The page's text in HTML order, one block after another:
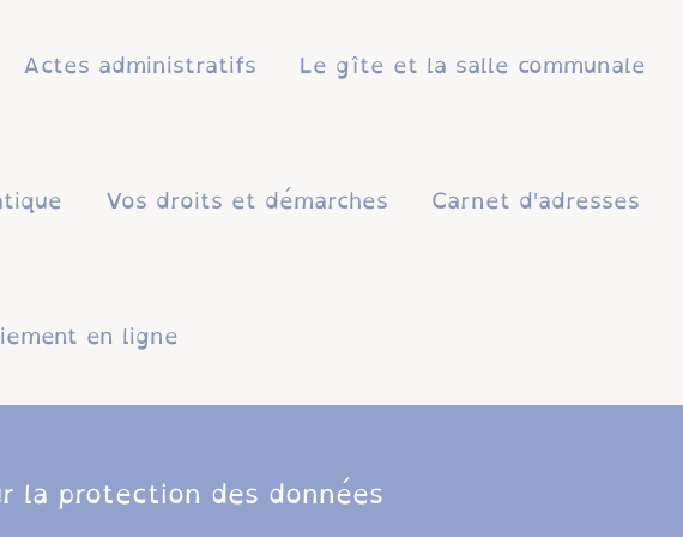
Actes administratifs Le gîte et la salle communale
Vos droits et démarches Carnet d'adresses
en ligne
la protection des données